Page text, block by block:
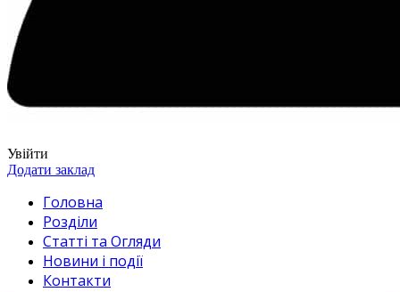
Увійти
Додати заклад
Головна
Розділи
Статті та Огляди
Новини і події
Контакти